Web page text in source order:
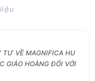
TƯ VỀ MAGNIFICA HU
GIÁO HOÀNG ĐỐI VỚI